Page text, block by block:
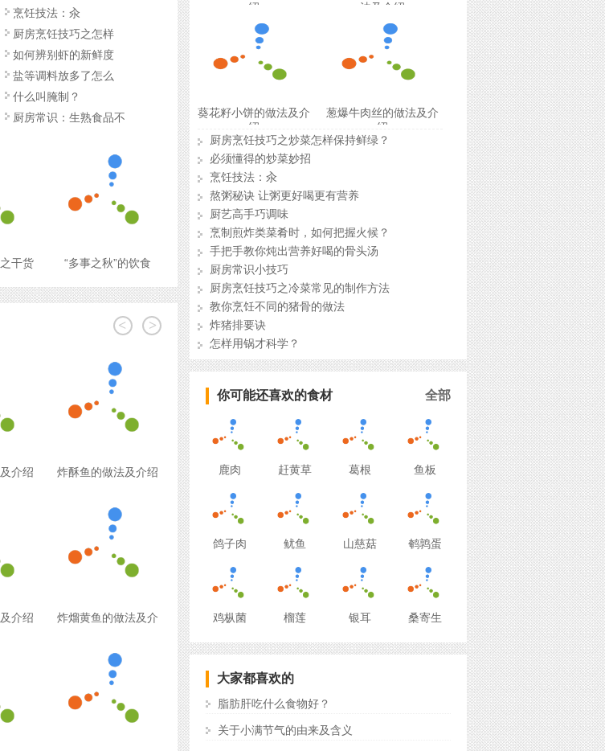
烹饪技法：汆
厨房烹饪技巧之怎样
如何辨别虾的新鲜度
盐等调料放多了怎么
什么叫腌制？
厨房常识：生熟食品不
干货 “多事之秋”的饮食
< >
介绍 炸酥鱼的做法及介绍
介绍 炸熘黄鱼的做法及介
绍
法及介绍
葵花籽小饼的做法及介
绍
葱爆牛肉丝的做法及介
绍
厨房烹饪技巧之炒菜怎样保持鲜绿？
必须懂得的炒菜妙招
烹饪技法：汆
熬粥秘诀 让粥更好喝更有营养
厨艺高手巧调味
烹制煎炸类菜肴时，如何把握火候？
手把手教你炖出营养好喝的骨头汤
厨房常识小技巧
厨房烹饪技巧之冷菜常见的制作方法
教你烹饪不同的猪骨的做法
炸猪排要诀
怎样用锅才科学？
全部
你可能还喜欢的食材
鹿肉 赶黄草 葛根 鱼板
鸽子肉 鱿鱼 山慈菇 鹌鹑蛋
鸡枞菌 榴莲 银耳 桑寄生
大家都喜欢的
脂肪肝吃什么食物好？
关于小满节气的由来及含义